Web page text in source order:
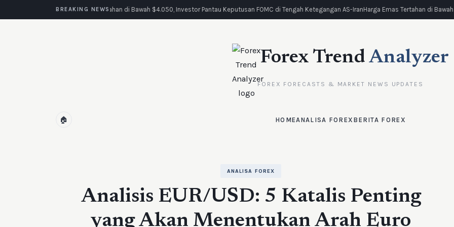
BREAKING NEWS
Emas Tertahan di Bawah $4.050, Investor Pantau Keputusan FOMC di Tengah Ketegangan AS-IranHarga Emas Tertahan di Bawah
Forex Trend Analyzer
FOREX FORECASTS & MARKET NEWS UPDATES
🏠 HOMEANALISA FOREX BERITA FOREX
ANALISA FOREX
Analisis EUR/USD: 5 Katalis Penting
yang Akan Menentukan Arah Euro